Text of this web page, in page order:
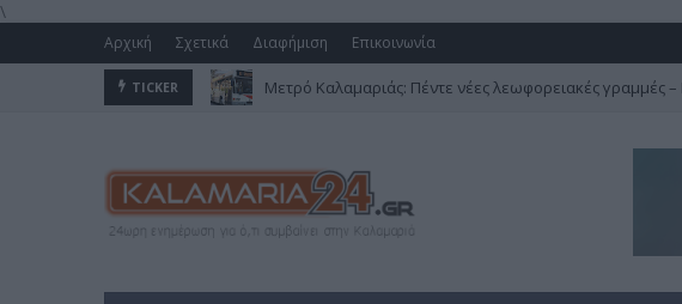
\
Αρχική Σχετικά Διαφήμιση Επικοινωνία
TICKER Μετρό Καλαμαριάς: Πέντε νέες λεωφορειακές γραμμές –